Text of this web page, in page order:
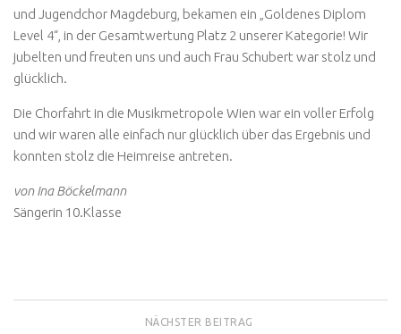
und Jugendchor Magdeburg, bekamen ein „Goldenes Diplom
Level 4“, in der Gesamtwertung Platz 2 unserer Kategorie! Wir
jubelten und freuten uns und auch Frau Schubert war stolz und
glücklich.
Die Chorfahrt in die Musikmetropole Wien war ein voller Erfolg
und wir waren alle einfach nur glücklich über das Ergebnis und
konnten stolz die Heimreise antreten.
von Ina Böckelmann
Sängerin 10.Klasse
NÄCHSTER BEITRAG